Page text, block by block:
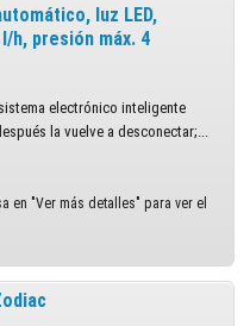
luz LED,
h, presión máx. 4
electrónico inteligente
la vuelve a desconectar;...
en "Ver más detalles" para ver el